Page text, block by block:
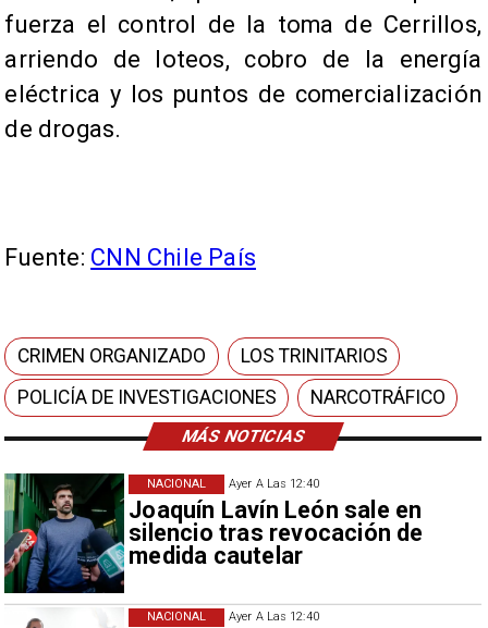
MÁS NOTICIAS
Ayer A Las 12:40
Joaquín Lavín León sale en
silencio tras revocación de
medida cautelar
NACIONAL
Ayer A Las 12:40
NACIONAL
fuerza el control de la toma de Cerrillos,
arriendo de loteos, cobro de la energía
eléctrica y los puntos de comercialización
de drogas.
Fuente: CNN Chile País
CRIMEN ORGANIZADO
LOS TRINITARIOS
POLICÍA DE INVESTIGACIONES
NARCOTRÁFICO